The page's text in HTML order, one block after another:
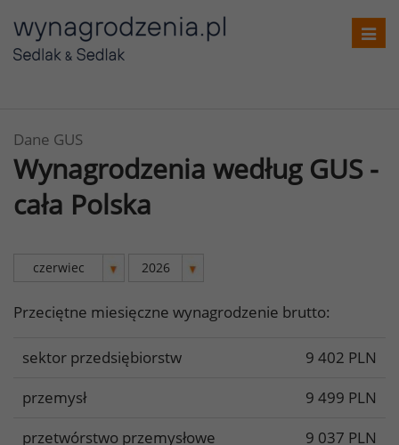
Dane GUS
Wynagrodzenia według GUS -
cała Polska
Przeciętne miesięczne wynagrodzenie brutto:
sektor przedsiębiorstw
9 402 PLN
przemysł
9 499 PLN
przetwórstwo przemysłowe
9 037 PLN